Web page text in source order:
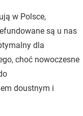
w Polsce,
są u nas
dla
choć nowoczesne
doustnym i